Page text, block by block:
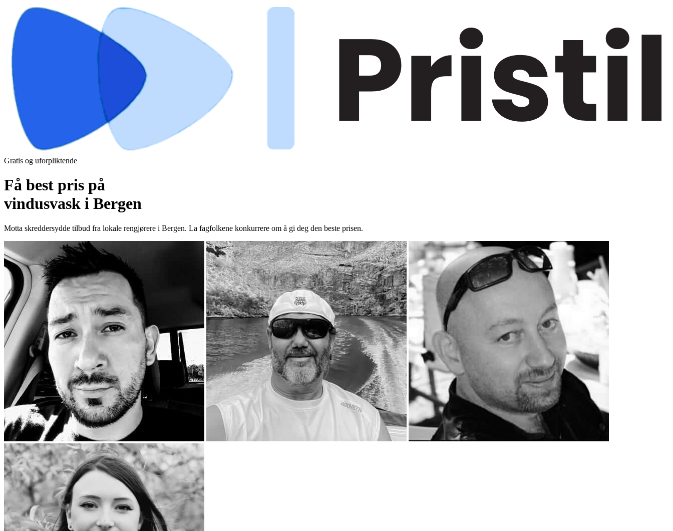
Gratis og uforpliktende
Få best pris på
vindusvask i Bergen
Motta skreddersydde tilbud fra lokale rengjørere i Bergen. La fagfolkene konkurrere om å gi deg den beste prisen.